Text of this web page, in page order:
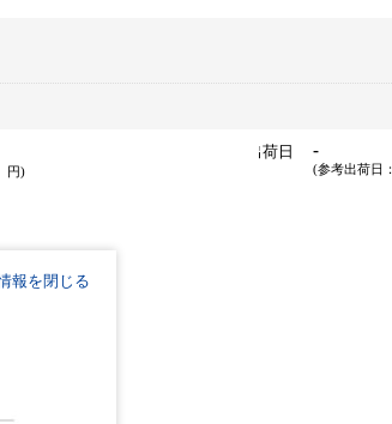
円)
出荷日 -
(参考出荷日：
報を閉じる